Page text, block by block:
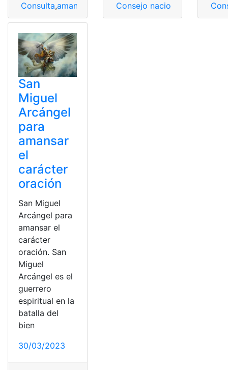
Consulta,amansar Novena,Oración para amansar
Consejo nacional electoral,
San
Miguel
Arcángel
para
amansar
el
carácter
oración
San Miguel
Arcángel para
amansar el
carácter
oración. San
Miguel
Arcángel es el
guerrero
espiritual en la
batalla del
bien
30/03/2023